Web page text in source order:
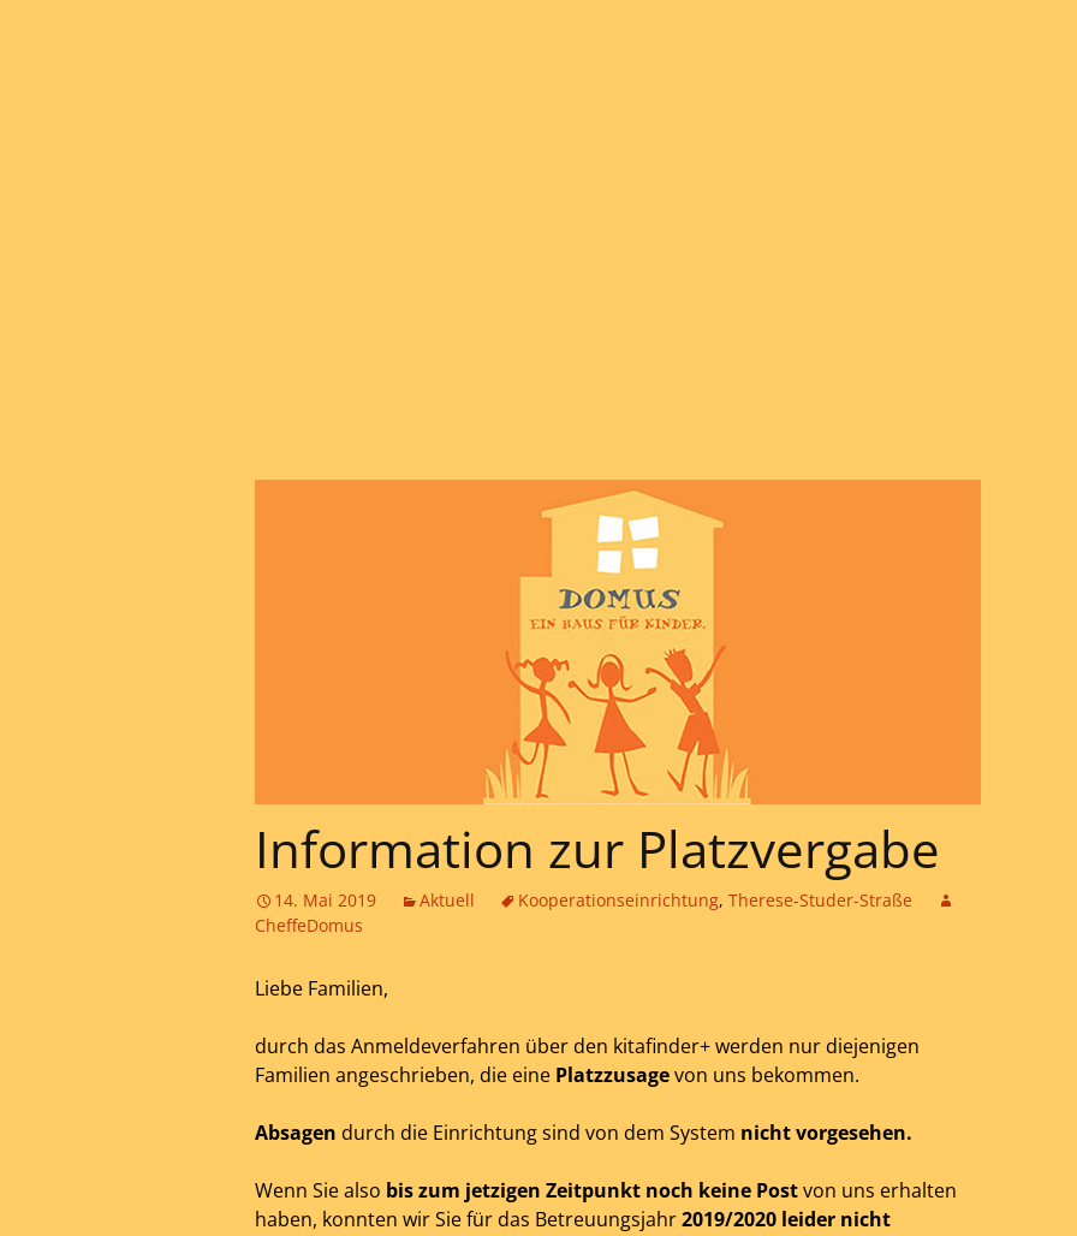
Information zur Platzvergabe
14. Mai 2019 Aktuell Kooperationseinrichtung, Therese-Studer-Straße
CheffeDomus
Liebe Familien,
durch das Anmeldeverfahren über den kitafinder+ werden nur diejenigen
Familien angeschrieben, die eine Platzzusagevon uns bekommen.
Absagen durch die Einrichtung sind von dem System nicht vorgesehen.
Wenn Sie also bis zum jetzigen Zeitpunkt noch keine Postvon uns erhalten
haben, konnten wir Sie für das Betreuungsjahr2019/2020 leider nicht